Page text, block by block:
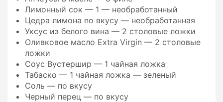
Лимонный сок — 1 — необработанный
Цедра лимона по вкусу — необработанная
Уксус из белого вина — 2 столовые ложки
Оливковое масло Extra Virgin — 2 столовые
ложки
Соус Вустершир — 1 чайная ложка
Табаско — 1 чайная ложка — зеленый
Соль — по вкусу
Черный перец — по вкусу